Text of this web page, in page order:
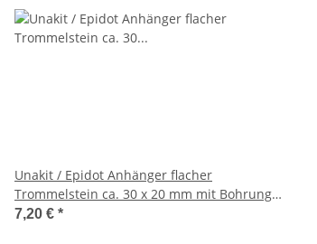
Unakit / Epidot Anhänger flacher
Trommelstein ca. 30 x 20 mm mit Bohrung
ca. 2,5 mm
7,20 € *